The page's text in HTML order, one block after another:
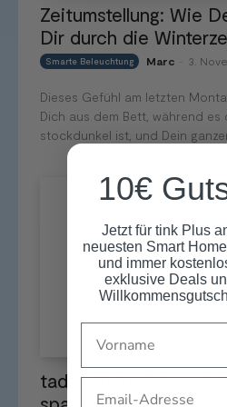
Zeitumstellung: Wie
Dir durch die
Smarte Beleuchtung Marc 3.
Dieses Gefühl am letzten
Dich aus dem Bett, während es
stockdunkel ist, und Dein ganzer
tado° AI Assist macht
10€
Jetzt für tink Plus
neuesten Smart
und immer
exklusive Deals